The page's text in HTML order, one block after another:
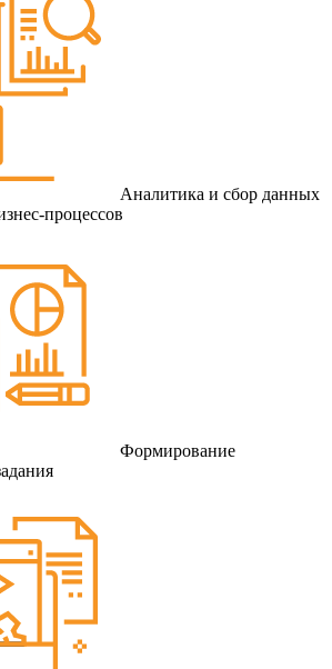
Аналитика и сбор данных
процессов
Формирование